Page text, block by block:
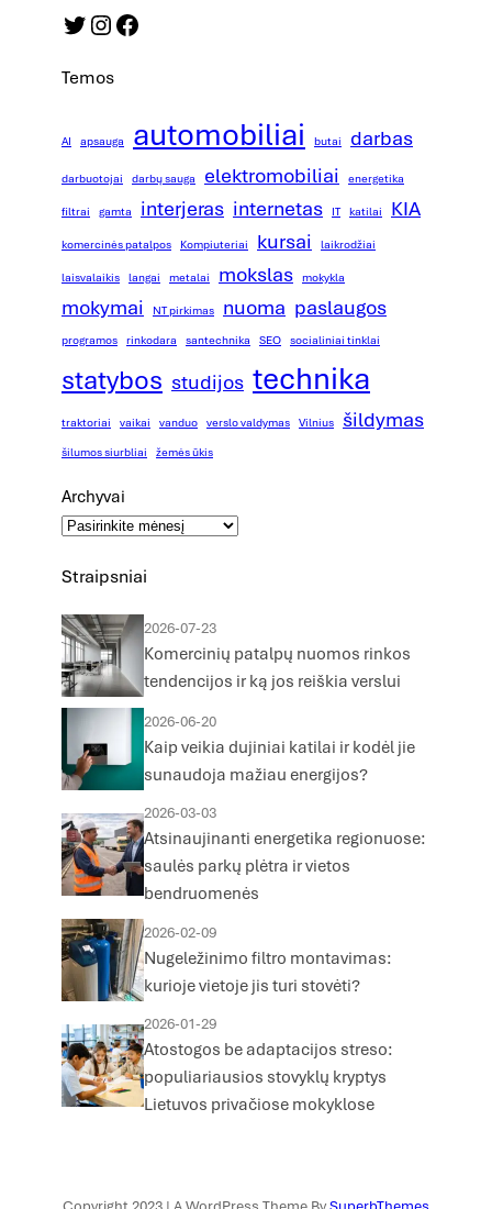
Twitter Instagram Facebook
Temos
AI apsauga automobiliai butai darbas
darbuotojai darbų sauga elektromobiliai energetika
filtrai gamta interjeras internetas IT katilai KIA
komercinės patalpos Kompiuteriai kursai laikrodžiai
laisvalaikis langai metalai mokslas mokykla
mokymai NT pirkimas nuoma paslaugos
programos rinkodara santechnika SEO socialiniai tinklai
statybos studijos technika
traktoriai vaikai vanduo verslo valdymas Vilnius šildymas
šilumos siurbliai žemės ūkis
Archyvai
Straipsniai
2026-07-23
Komercinių patalpų nuomos rinkos
tendencijos ir ką jos reiškia verslui
2026-06-20
Kaip veikia dujiniai katilai ir kodėl jie
sunaudoja mažiau energijos?
2026-03-03
Atsinaujinanti energetika regionuose:
saulės parkų plėtra ir vietos
bendruomenės
2026-02-09
Nugeležinimo filtro montavimas:
kurioje vietoje jis turi stovėti?
2026-01-29
Atostogos be adaptacijos streso:
populiariausios stovyklų kryptys
Lietuvos privačiose mokyklose